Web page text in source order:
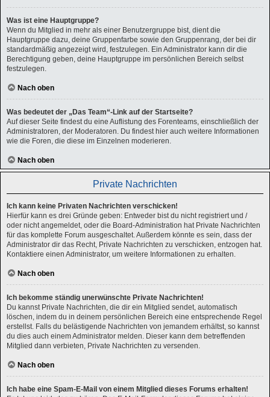
Was ist eine Hauptgruppe?
Wenn du Mitglied in mehr als einer Benutzergruppe bist, dient die
Hauptgruppe dazu, deine Gruppenfarbe sowie den Gruppenrang, der bei dir
standardmäßig angezeigt wird, festzulegen. Ein Administrator kann dir die
Berechtigung geben, deine Hauptgruppe im persönlichen Bereich selbst
festzulegen.
Nach oben
Was bedeutet der „Das Team“-Link auf der Startseite?
Auf dieser Seite findest du eine Auflistung des Forenteams, einschließlich der
Administratoren, der Moderatoren. Du findest hier auch weitere Informationen
wie die Foren, die diese im Einzelnen moderieren.
Nach oben
Private Nachrichten
Ich kann keine Privaten Nachrichten verschicken!
Hierfür kann es drei Gründe geben: Entweder bist du nicht registriert und /
oder nicht angemeldet, oder die Board-Administration hat Private Nachrichten
für das komplette Forum ausgeschaltet. Außerdem könnte es sein, dass der
Administrator dir das Recht, Private Nachrichten zu verschicken, entzogen hat.
Kontaktiere einen Administrator, um weitere Informationen zu erhalten.
Nach oben
Ich bekomme ständig unerwünschte Private Nachrichten!
Du kannst Private Nachrichten, die dir ein Mitglied sendet, automatisch
löschen, indem du in deinem persönlichen Bereich eine entsprechende Regel
erstellst. Falls du belästigende Nachrichten von jemandem erhältst, so kannst
du dies auch einem Administrator melden. Dieser kann dem betreffenden
Mitglied dann verbieten, Private Nachrichten zu versenden.
Nach oben
Ich habe eine Spam-E-Mail von einem Mitglied dieses Forums erhalten!